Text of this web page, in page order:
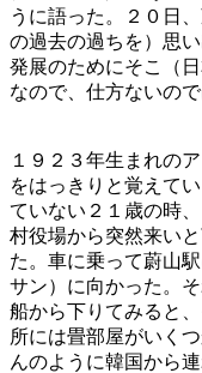
うに語った。２０日
の過去の過ちを）思
発展のためにそこ（
なので、仕方ないの
１９２３年生まれの
をはっきりと覚えて
ていない２１歳の時
村役場から突然来い
た。車に乗って蔚山
サン）に向かった。
船から下りてみると
所には畳部屋がいく
んのように韓国から